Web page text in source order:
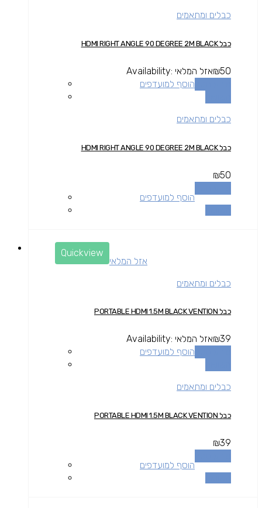
כבלים ומתאמים
כבל HDMI RIGHT ANGLE 90 DEGREE 2M BLACK
₪50
Availability: אזל המלאי
הוסף למועדפים
כבלים ומתאמים
כבל HDMI RIGHT ANGLE 90 DEGREE 2M BLACK
₪50
הוסף למועדפים
Quickview
אזל המלאי
כבלים ומתאמים
כבל PORTABLE HDMI 1.5M BLACK VENTION
₪39
Availability: אזל המלאי
הוסף למועדפים
כבלים ומתאמים
כבל PORTABLE HDMI 1.5M BLACK VENTION
₪39
הוסף למועדפים